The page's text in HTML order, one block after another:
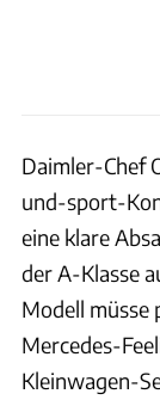
Daimler-Chef
und-sport-
eine klare
der A-Klasse
Modell müsse
Mercedes-
Kleinwagen-